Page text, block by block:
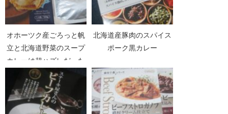
オホーツク産ごろっと帆
立と北海道野菜のスープ
カレーは超ハズレだった
北海道産豚肉のスパイス
ポーク黒カレー